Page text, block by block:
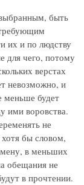
быть
их и по людству
для чего, потому
верстах
невозможно, и
меньше будет
ими воровства.
не
хотя бы словом,
в меньших
обещания не
в прочтении.